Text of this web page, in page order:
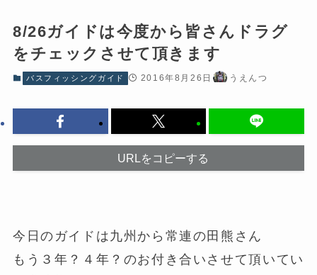
8/26ガイドは今度から皆さんドラグ
をチェックさせて頂きます
バスフィッシングガイド 2016年8月26日 うえんつ
URLをコピーする
今日のガイドは九州から常連の田熊さん
もう３年？４年？のお付き合いさせて頂いてい